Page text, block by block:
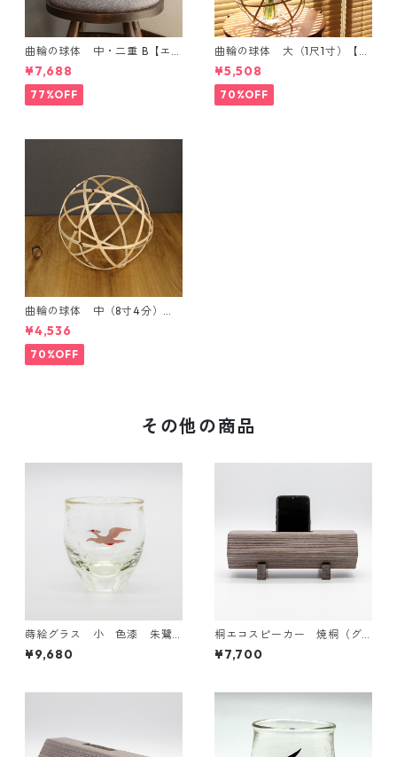
曲輪の球体 中・二重 B【エン
ブレムオブジェ発売記念・限
定特別価格】
¥7,688
77%OFF
曲輪の球体 大（1尺1寸）【エ
ンブレムオブジェ発売記念・
限定特別価格】
¥5,508
70%OFF
曲輪の球体 中（8寸4分）
【エンブレムオブジェ発売記
念・限定特別価格】
¥4,536
70%OFF
その他の商品
蒔絵グラス 小 色漆 朱鷺
（とき）
¥9,680
桐エコスピーカー 焼桐（グ
レー）
¥7,700